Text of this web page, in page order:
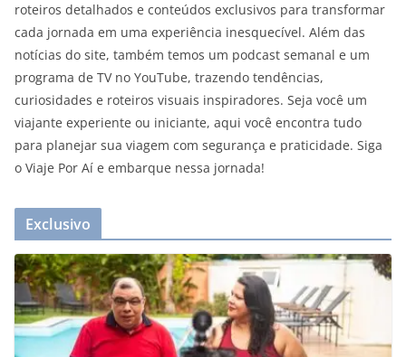
roteiros detalhados e conteúdos exclusivos para transformar
cada jornada em uma experiência inesquecível. Além das
notícias do site, também temos um podcast semanal e um
programa de TV no YouTube, trazendo tendências,
curiosidades e roteiros visuais inspiradores. Seja você um
viajante experiente ou iniciante, aqui você encontra tudo
para planejar sua viagem com segurança e praticidade. Siga
o Viaje Por Aí e embarque nessa jornada!
Exclusivo